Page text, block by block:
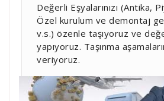
Değerli Eşyalarınızı (Antika,
Özel kurulum ve demontaj
v.s.) özenle taşıyoruz ve
yapıyoruz. Taşınma
veriyoruz.